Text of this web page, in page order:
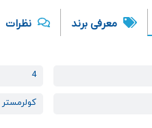
معرفی برند نظرات
4
کولرمستر